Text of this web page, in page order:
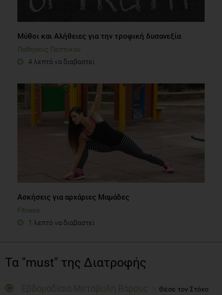
Μύθοι και Αλήθειες για την τροφική δυσανεξία
Παθήσεις Πεπτικού
4 λεπτά να διαβαστεί
Ασκήσεις για αρχάριες Μαμάδες
Fitness
1 λεπτό να διαβαστεί
Τα "must" της Διατροφής
Εβδομαδίαια Μεταβολή Βάρους Θέσε τον Στόχο